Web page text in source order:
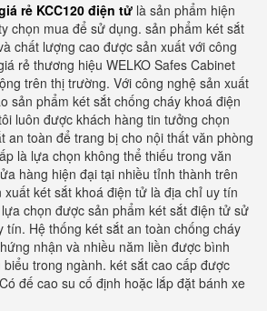
rẻ KCC120 điện tử là sản phẩm hiện
chọn mua để sử dụng. sản phẩm két sắt
chất lượng cao được sản xuất với công
rẻ thương hiệu WELKO Safes Cabinet
trên thị trường. Với công nghệ sản xuất
sản phẩm két sắt chống cháy khoá điện
luôn được khách hàng tin tưởng chọn
an toàn để trang bị cho nội thất văn phòng
là lựa chọn không thể thiếu trong văn
hàng hiện đại tại nhiều tỉnh thành trên
két sắt khoá điện tử là địa chỉ uy tín
chọn được sản phẩm két sắt điện tử sử
tín. Hệ thống két sắt an toàn chống cháy
nhận và nhiều năm liền được bình
trong ngành. két sắt cao cấp được
đế cao su cố định hoặc lắp đặt bánh xe